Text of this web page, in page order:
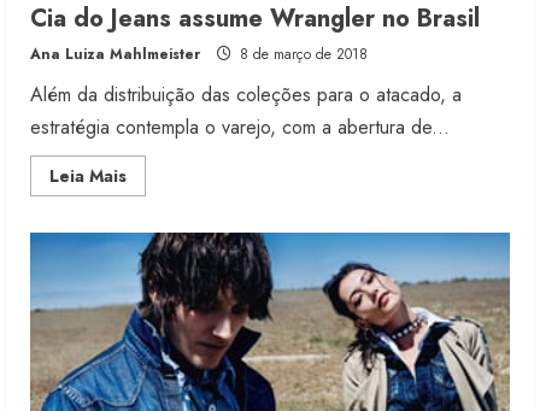
Cia do Jeans assume Wrangler no Brasil
Ana Luiza Mahlmeister 8 de março de 2018
Além da distribuição das coleções para o atacado, a
estratégia contempla o varejo, com a abertura de...
Leia MaisRead
more
do
Jeans
assume
Wrangler
no
Brasil